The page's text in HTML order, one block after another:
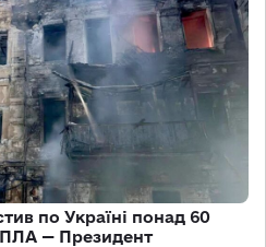
по Україні понад 60
— Президент